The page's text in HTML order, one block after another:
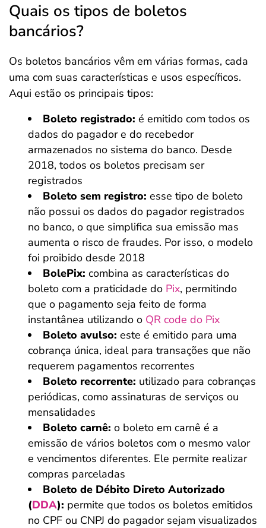
Quais os tipos de boletos
bancários?
Os boletos bancários vêm em várias formas, cada
uma com suas características e usos específicos.
Aqui estão os principais tipos:
Boleto registrado: é emitido com todos os
dados do pagador e do recebedor
armazenados no sistema do banco. Desde
2018, todos os boletos precisam ser
registrados
Boleto sem registro: esse tipo de boleto
não possui os dados do pagador registrados
no banco, o que simplifica sua emissão mas
aumenta o risco de fraudes. Por isso, o modelo
foi proibido desde 2018
BolePix: combina as características do
boleto com a praticidade do Pix, permitindo
que o pagamento seja feito de forma
instantânea utilizando o QR code do Pix
Boleto avulso: este é emitido para uma
cobrança única, ideal para transações que não
requerem pagamentos recorrentes
Boleto recorrente: utilizado para cobranças
periódicas, como assinaturas de serviços ou
mensalidades
Boleto carnê: o boleto em carnê é a
emissão de vários boletos com o mesmo valor
e vencimentos diferentes. Ele permite realizar
compras parceladas
Boleto de Débito Direto Autorizado
(DDA): permite que todos os boletos emitidos
no CPF ou CNPJ do pagador sejam visualizados